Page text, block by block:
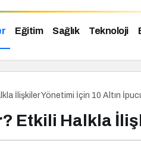
Eğitim Sağlık Teknoloji
İlişkiler Yönetimi İçin 10 Altın
Etkili Halkla